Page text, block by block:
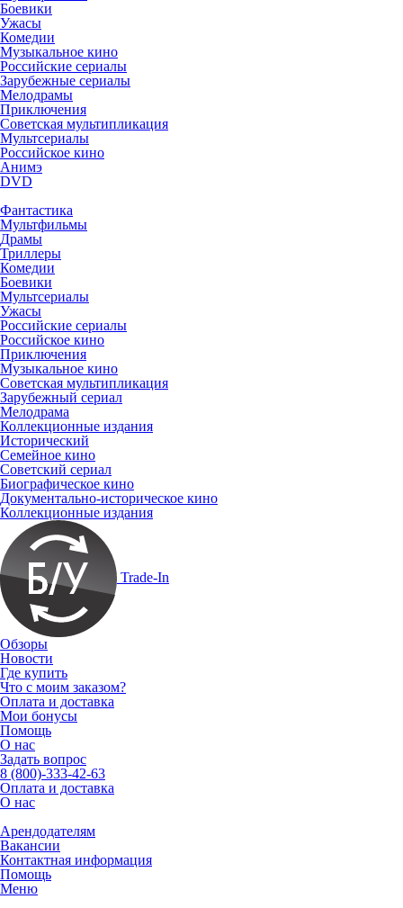
Боевики
Ужасы
Комедии
Музыкальное кино
Российские сериалы
Зарубежные сериалы
Мелодрамы
Приключения
Советская мультипликация
Мультсериалы
Российское кино
Анимэ
DVD
Фантастика
Мультфильмы
Драмы
Триллеры
Комедии
Боевики
Мультсериалы
Ужасы
Российские сериалы
Российское кино
Приключения
Музыкальное кино
Советская мультипликация
Зарубежный сериал
Мелодрама
Коллекционные издания
Исторический
Семейное кино
Советский сериал
Биографическое кино
Документально-историческое кино
Коллекционные издания
Trade-In
Обзоры
Новости
Где купить
Что с моим заказом?
Оплата и доставка
Мои бонусы
Помощь
О нас
Задать вопрос
8 (800)-333-42-63
Оплата и доставка
О нас
Арендодателям
Вакансии
Контактная информация
Помощь
Меню